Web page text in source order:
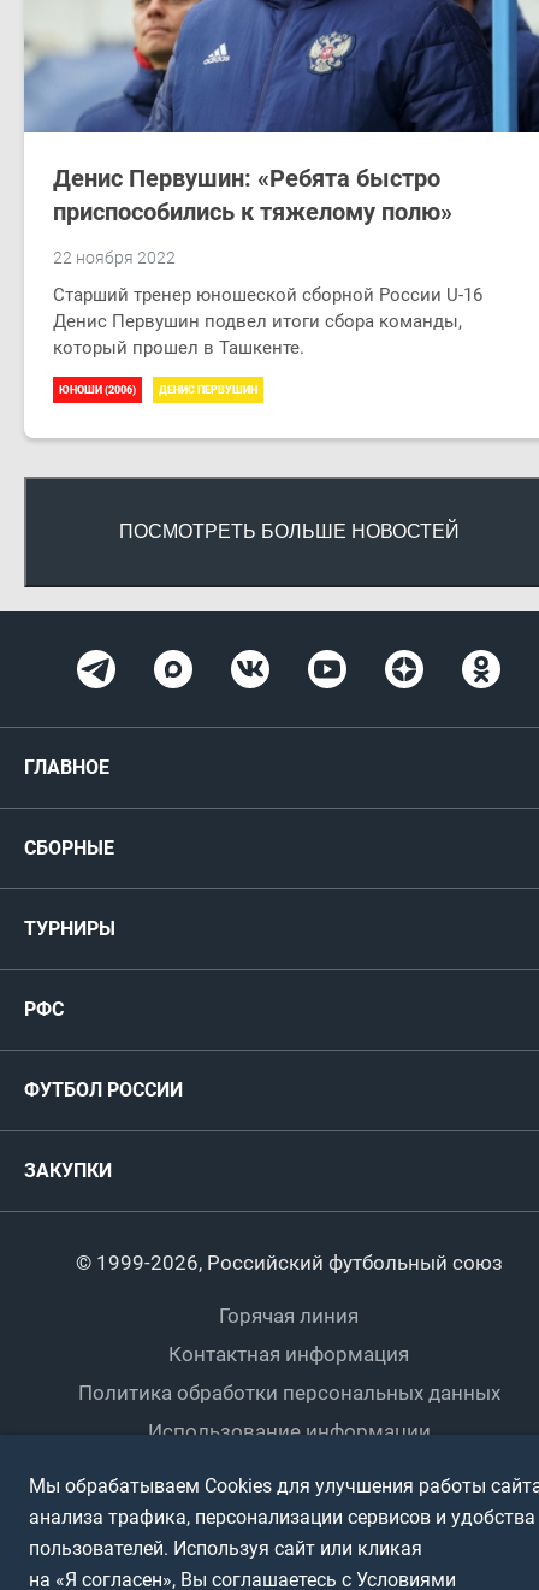
22 ноября 2022
Денис Первушин: «Ребята быстро
приспособились к тяжелому полю»
Старший тренер юношеской сборной России U-16
Денис Первушин подвел итоги сбора команды,
который прошел в Ташкенте.
ЮНОШИ (2006) ДЕНИС ПЕРВУШИН
ПОСМОТРЕТЬ БОЛЬШЕ НОВОСТЕЙ
ГЛАВНОЕ
Карта болельщика
СБОРНЫЕ
Футзал
Титулы и трофеи
ТУРНИРЫ
Международные
Турниры клубов
РФС
Регионы
ФУТБОЛ РОССИИ
Пляжный
Футбольное двоеборье
Интерактивный
Любители
Спортшколы
Дети
Ветераны
Спортсмены с ОВЗ
ЗАКУПКИ
© 1999-2026, Российский футбольный союз
Горячая линия
Контактная информация
Политика обработки персональных данных
Использование информации
Мы обрабатываем Cookies для улучшения работы
анализа трафика, персонализации сервисов и удобства
пользователей. Используя сайт или кликая
на «Я согласен», Вы соглашаетесь с Условиями